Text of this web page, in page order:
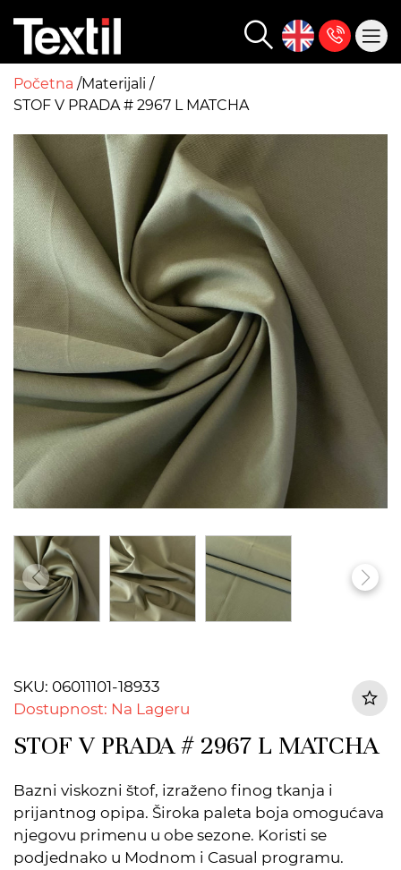
Početna Materijali
STOF V PRADA # 2967 L MATCHA
SKU: 06011101-18933
Dostupnost: Na Lageru
STOF V PRADA # 2967 L MATCHA
Bazni viskozni štof, izraženo finog tkanja i
prijantnog opipa. Široka paleta boja omogućava
njegovu primenu u obe sezone. Koristi se
podjednako u Modnom i Casual programu.